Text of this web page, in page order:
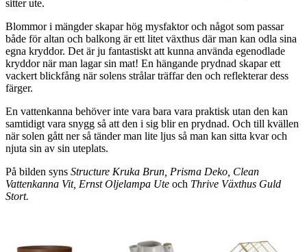
sitter ute.
Blommor i mängder skapar hög mysfaktor och något som passar
både för altan och balkong är ett litet växthus där man kan odla sina
egna kryddor. Det är ju fantastiskt att kunna använda egenodlade
kryddor när man lagar sin mat! En hängande prydnad skapar ett
vackert blickfång när solens strålar träffar den och reflekterar dess
färger.
En vattenkanna behöver inte vara bara vara praktisk utan den kan
samtidigt vara snygg så att den i sig blir en prydnad. Och till kvällen
när solen gått ner så tänder man lite ljus så man kan sitta kvar och
njuta sin av sin uteplats.
På bilden syns Structure Kruka Brun, Prisma Deko, Clean
Vattenkanna Vit, Ernst Oljelampa Ute och Thrive Växthus Guld
Stort.